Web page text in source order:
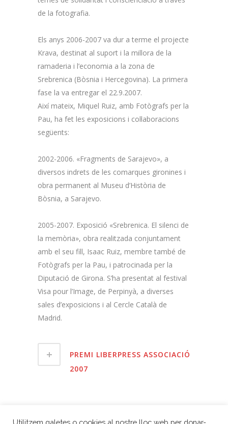
de la fotografia.
Els anys 2006-2007 va dur a terme el projecte
Krava, destinat al suport i la millora de la
ramaderia i l’economia a la zona de
Srebrenica (Bòsnia i Hercegovina). La primera
fase la va entregar el 22.9.2007.
Així mateix, Miquel Ruiz, amb Fotògrafs per la
Pau, ha fet les exposicions i col·laboracions
següents:
2002-2006. «Fragments de Sarajevo», a
diversos indrets de les comarques gironines i
obra permanent al Museu d’Història de
Bòsnia, a Sarajevo.
2005-2007. Exposició «Srebrenica. El silenci de
la memòria», obra realitzada conjuntament
amb el seu fill, Isaac Ruiz, membre també de
Fotògrafs per la Pau, i patrocinada per la
Diputació de Girona. S’ha presentat al festival
Visa pour l’Image, de Perpinyà, a diverses
sales d’exposicions i al Cercle Català de
Madrid.
PREMI LIBERPRESS ASSOCIACIÓ
2007
ANAR A GUANYADORS 2007
Utilitzem galetes o cookies al nostre lloc web per donar-